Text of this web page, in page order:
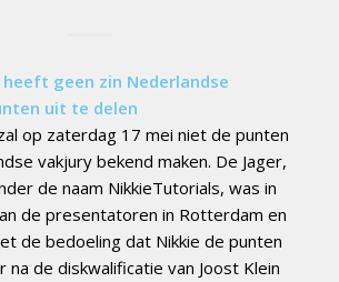
heeft geen zin Nederlandse
uit te delen
op zaterdag 17 mei niet de punten
vakjury bekend maken. De Jager,
de naam NikkieTutorials, was in
de presentatoren in Rotterdam en
de bedoeling dat Nikkie de punten
na de diskwalificatie van Joost Klein